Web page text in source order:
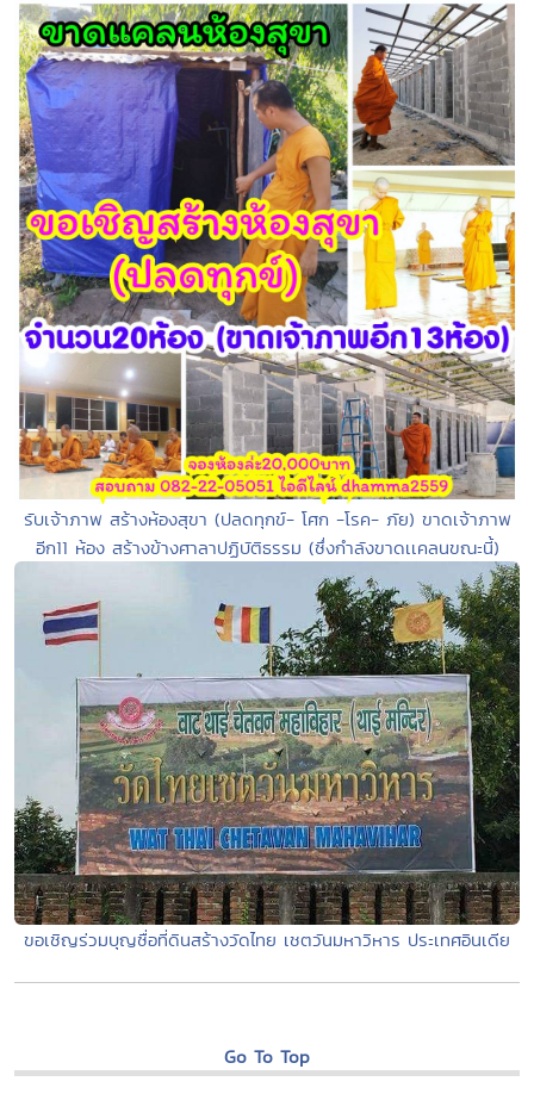
รับเจ้าภาพ สร้างห้องสุขา (ปลดทุกข์- โศก -โรค- ภัย) ขาดเจ้าภาพ
อีก11 ห้อง สร้างข้างศาลาปฏิบัติธรรม (ซึ่งกำลังขาดเเคลนขณะนี้)
ขอเชิญร่วมบุญซื่อที่ดินสร้างวัดไทย เชตวันมหาวิหาร ประเทศอินเดีย
Go To Top